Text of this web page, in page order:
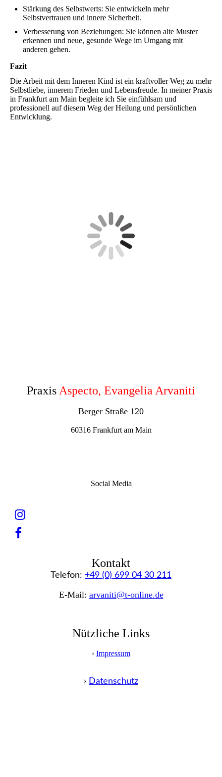
Stärkung des Selbstwerts: Sie entwickeln mehr
Selbstvertrauen und innere Sicherheit.
Verbesserung von Beziehungen: Sie können alte Muster
erkennen und neue, gesunde Wege im Umgang mit
anderen gehen.
Fazit
Die Arbeit mit dem Inneren Kind ist ein kraftvoller Weg zu mehr
Selbstliebe, innerem Frieden und Lebensfreude. In meiner Praxis
in Frankfurt am Main begleite ich Sie einfühlsam und
professionell auf diesem Weg der Heilung und persönlichen
Entwicklung.
Praxis Aspecto, Evangelia Arvaniti
Berger Straße 120
60316 Frankfurt am Main
Social Media
Kontakt
Telefon: +49 (0) 699 04 30 211
E-Mail: arvaniti@t-online.de
Nützliche Links
› Impressum
› Datenschutz